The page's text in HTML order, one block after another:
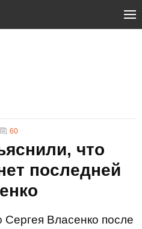
60
что
последней
Власенко после